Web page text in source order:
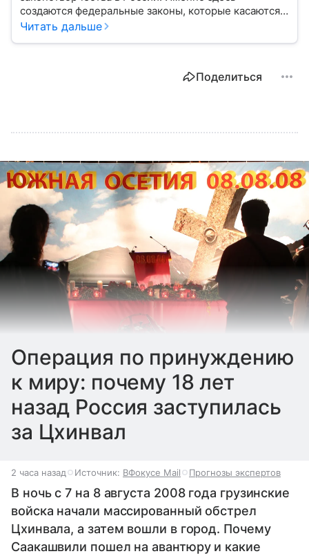
создаются федеральные законы, которые касаются
жизни каждого гражданина: от образования и
Читать дальше
Поделиться
Операция по принуждению
к миру: почему 18 лет
назад Россия заступилась
за Цхинвал
2 часа назад Источник: ВФокусе Mail Прогнозы экспертов
В ночь с 7 на 8 августа 2008 года грузинские
войска начали массированный обстрел
Цхинвала, а затем вошли в город. Почему
Саакашвили пошел на авантюру и какие